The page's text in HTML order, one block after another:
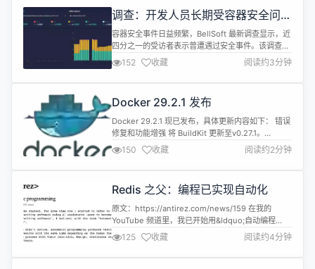
&ldquo;AI 控制&...
调查：开发人员长期受容器安全问题
困扰
容器安全事件日益频繁，BellSoft 最新调查显示，近
四分之一的受访者表示曾遭遇过安全事件。该调查得
出结论，有关安全实践的问题仍未得到解决。62%
的受访开发者表示，人为错误是造成容器安全错误的
最大因素。 BellSoft在报告中指出，主要发现包括：
础容器中最基本的工具。包管...
152 收藏 阅读约3分钟
Docker 29.2.1 发布
Docker 29.2.1 现已发布，具体更新内容如下： 错误
修复和功能增强 将 BuildKit 更新至v0.27.1。
moby/moby#51962 修复与docker system prune
并发运行时docker system df失败的问题。
moby/moby#51979 修复守护进程对重复容器退出
150 收藏 阅读约2分钟
Redis 之父：编程已实现自动化
原文：https://antirez.com/news/159 在我的
YouTube 频道里，我已开始用&ldquo;自动编程
&rdquo;一词指代借助 AI 辅助编写软件的过程（而
且我相信，这个说法很快就会等同于&ldquo;编写软
件&rdquo;本身）。 也许你已经注意到：即便使用同
125 收藏 阅读约4分钟